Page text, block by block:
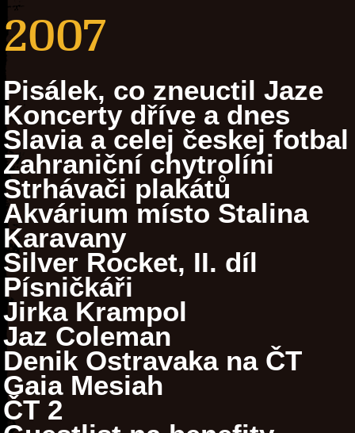
2007
Pisálek, co zneuctil Jaze
Koncerty dříve a dnes
Slavia a celej českej fotbal
Zahraniční chytrolíni
Strhávači plakátů
Akvárium místo Stalina
Karavany
Silver Rocket, II. díl
Písničkáři
Jirka Krampol
Jaz Coleman
Denik Ostravaka na ČT
Gaia Mesiah
ČT 2